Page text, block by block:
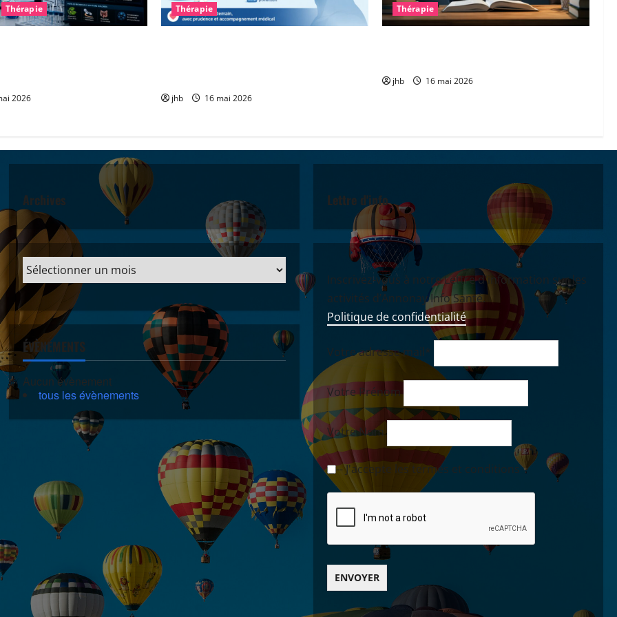
Thérapie
2026
Thérapie
jhb 16 mai 2026
Thérapie
jhb 16 mai 2026
Archives
ÉVÈNEMENTS
Aucun évènement
tous les évènements
Lettre d'info
Inscrivez-vous à notre Lettre d'information sur les
activités d’Annonay Info Santé.
Politique de confidentialité
Votre adresse mail*
Votre Prénom
Votre Nom
-- J'accepte les termes et conditions